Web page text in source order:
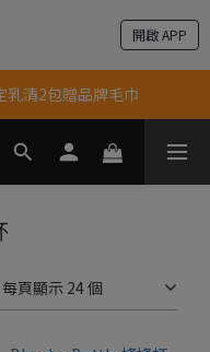
開啟 APP
購物金回饋
享全單95折優惠！
清2包贈品牌毛巾
購物金回饋
每頁顯示 24 個